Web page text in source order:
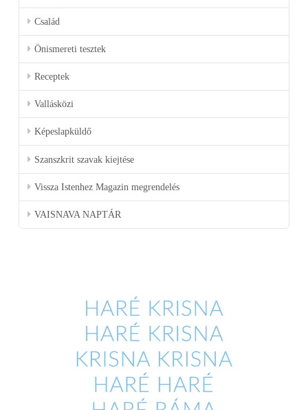
Család
Önismereti tesztek
Receptek
Vallásközi
Képeslapküldő
Szanszkrit szavak kiejtése
Vissza Istenhez Magazin megrendelés
VAISNAVA NAPTÁR